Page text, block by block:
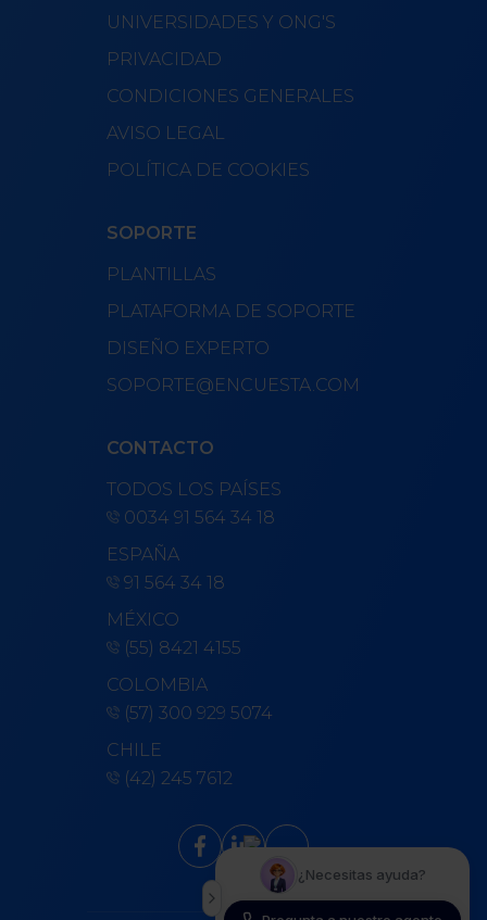
UNIVERSIDADES Y ONG'S
PRIVACIDAD
CONDICIONES GENERALES
AVISO LEGAL
POLÍTICA DE COOKIES
SOPORTE
PLANTILLAS
PLATAFORMA DE SOPORTE
DISEÑO EXPERTO
SOPORTE@ENCUESTA.COM
CONTACTO
TODOS LOS PAÍSES
0034 91 564 34 18
ESPAÑA
91 564 34 18
MÉXICO
(55) 8421 4155
COLOMBIA
(57) 300 929 5074
CHILE
(42) 245 7612
keyboard_arrow_up